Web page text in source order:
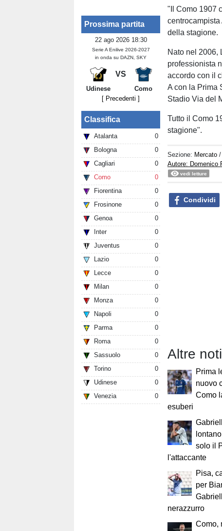
Prossima partita
22 ago 2026 18:30
Serie A Enilive 2026-2027
in onda su DAZN, SKY
VS
Udinese
Como
[ Precedenti ]
Classifica
Atalanta
0
Bologna
0
Cagliari
0
Como
0
Fiorentina
0
Frosinone
0
Genoa
0
Inter
0
Juventus
0
Lazio
0
Lecce
0
Milan
0
Monza
0
Napoli
0
Parma
0
Roma
0
Sassuolo
0
Torino
0
Udinese
0
Venezia
0
"Il Como 1907
della stagione.
Nato nel 2006,
professionista
accordo con il
A con la Prima
Stadio Via del
Tutto il Como
stagione".
Sezione: Mercato /
Autore: Domenico
vedi letture
Condividi
Altre
Prima
nuovo
Como
esuberi
solo il
l'attaccante
Pisa,
per
nerazzurro
Como,